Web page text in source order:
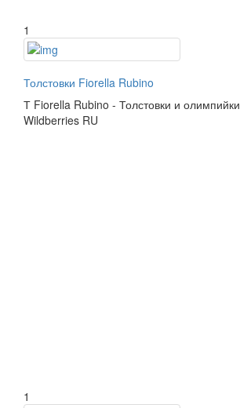
1
Толстовки Fiorella Rubino
Т Fiorella Rubino - Толстовки и олимпийки
Wildberries RU
1